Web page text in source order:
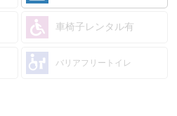
車椅子レンタル有
バリアフリートイレ